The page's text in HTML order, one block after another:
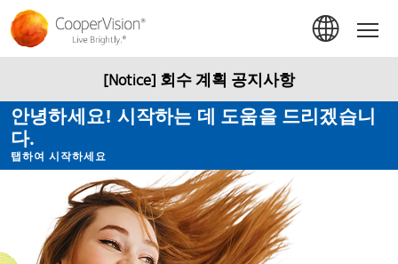
요
콘
텐
건
너
뛰
기
[Notice] 회수 계획 공지사항
안녕하세요! 시작하는 데 도움을 드리겠습니
다.
탭하여 시작하세요